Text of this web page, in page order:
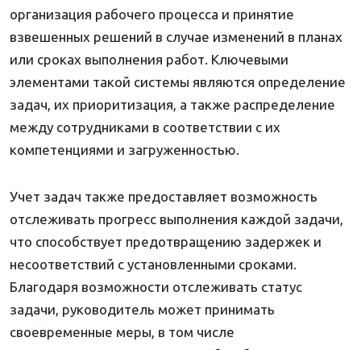
организация рабочего процесса и принятие
взвешенных решений в случае изменений в планах
или сроках выполнения работ. Ключевыми
элементами такой системы являются определение
задач, их приоритизация, а также распределение
между сотрудниками в соответствии с их
компетенциями и загруженностью.
Учет задач также предоставляет возможность
отслеживать прогресс выполнения каждой задачи,
что способствует предотвращению задержек и
несоответствий с установленными сроками.
Благодаря возможности отслеживать статус
задачи, руководитель может принимать
своевременные меры, в том числе